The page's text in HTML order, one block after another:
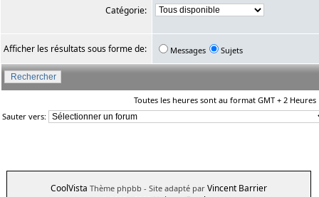
Catégorie:
Afficher les résultats sous forme de: Messages Sujets
Toutes les heures sont au format GMT + 2 Heures
Sauter vers:
CoolVista Thème phpbb - Site adapté par Vincent Barrier